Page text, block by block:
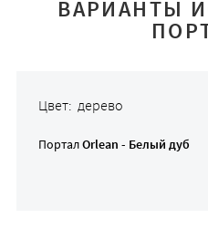
ВАРИАНТЫ
Цвет: дерево
ПорталOrlean - Белый дуб